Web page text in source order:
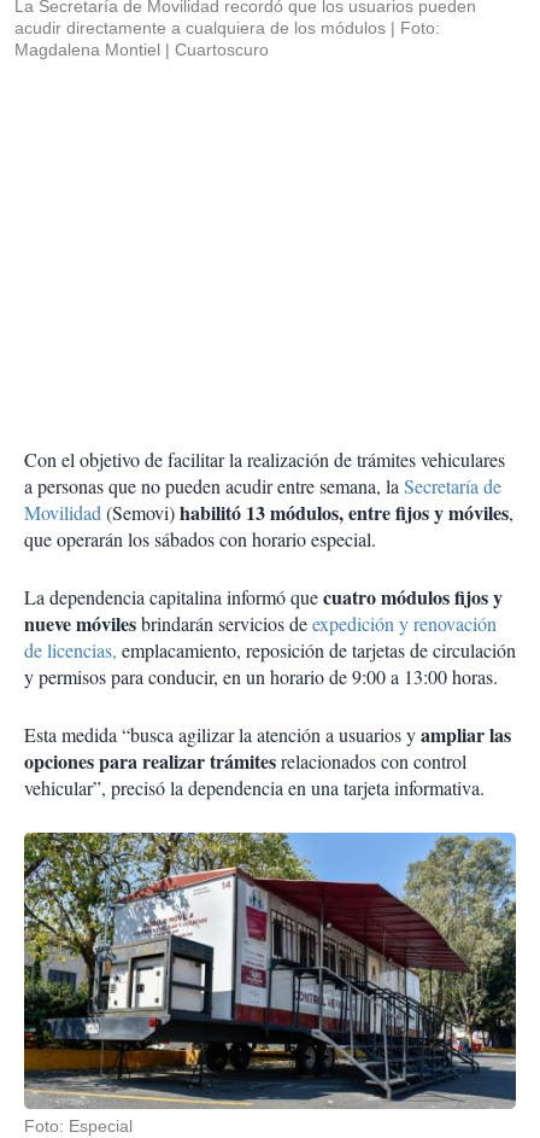
La Secretaría de Movilidad recordó que los usuarios pueden
acudir directamente a cualquiera de los módulos
Foto:
Magdalena Montiel | Cuartoscuro
Con el objetivo de facilitar la realización de trámites vehiculares
a personas que no pueden acudir entre semana, laSecretaría de
Movilidad(Semovi)habilitó 13 módulos, entre fijos y móviles,
que operarán los sábados con horario especial.
La dependencia capitalina informó quecuatro módulos fijos y
nueve móvilesbrindarán servicios deexpedición y renovación
de licencias, emplacamiento, reposición de tarjetas de circulación
y permisos para conducir, en un horario de 9:00 a 13:00 horas.
Esta medida “busca agilizar la atención a usuarios yampliar las
opciones para realizar trámitesrelacionados con control
vehicular”, precisó la dependencia en una tarjeta informativa.
Foto: Especial